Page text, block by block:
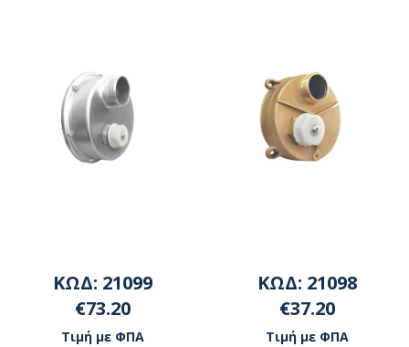
ΚΩΔ: 21099
€73.20
Τιμή με ΦΠΑ
ΚΩΔ: 21098
€37.20
Τιμή με ΦΠΑ